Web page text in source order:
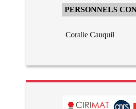
PERSONNELS
Coralie Cauquil